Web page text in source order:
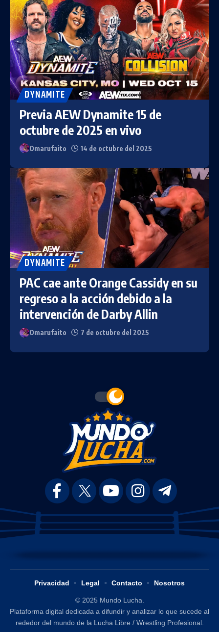
DYNAMITE
Previa AEW Dynamite 15 de
octubre de 2025 en vivo
Omarufaito 14 de octubre del 2025
DYNAMITE
PAC cae ante Orange Cassidy en su
regreso a la acción debido a la
intervención de Darby Allin
Omarufaito 7 de octubre del 2025
© 2025 Mundo Lucha.
Plataforma digital dedicada a difundir y analizar lo que sucede al
rededor del mundo de la Lucha Libre / Wrestling Profesional.
Privacidad Legal Contacto Nosotros